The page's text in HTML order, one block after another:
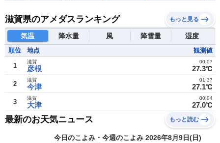
滋賀県のアメダスランキング もっと見る
気温 降水量 風 降雪量 湿度
順位 地点 観測値
1 彦根
滋賀
27.3℃
00:07
2 今津
滋賀
27.1℃
01:37
3 大津
滋賀
27.0℃
00:04
最新のお天気ニュース もっと読む
今日のこよみ・今週のこよみ 2026年8月9日(日)